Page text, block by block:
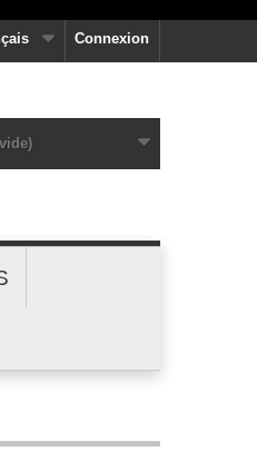
Connexion